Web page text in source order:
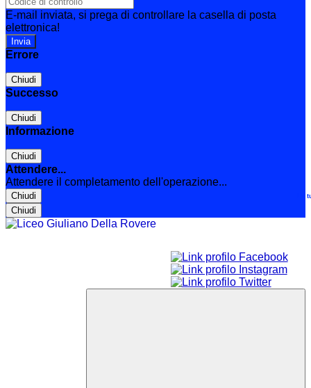
E-mail inviata, si prega di controllare la casella di posta
elettronica!
Errore
Chiudi
Successo
Chiudi
Informazione
Chiudi
Attendere...
Attendere il completamento dell'operazione...
Chiudi
Chiudi
Le